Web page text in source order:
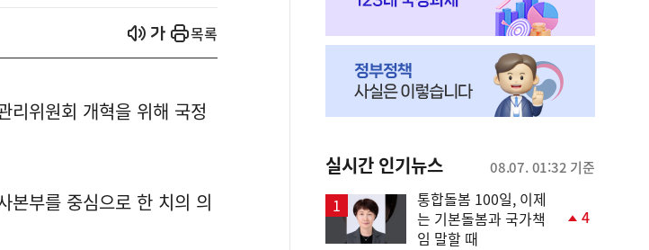
열기열기 목록
리위원회 개혁을 위해 국정
본부를 중심으로 한 치의 의
실시간 인기뉴스 08.07. 01:32 기준
통합돌봄 100일, 이제
는 기본돌봄과 국가책
임 말할 때
4